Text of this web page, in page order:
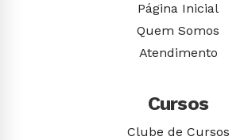
Página Inicial
Quem Somos
Atendimento
Cursos
Clube de Cursos